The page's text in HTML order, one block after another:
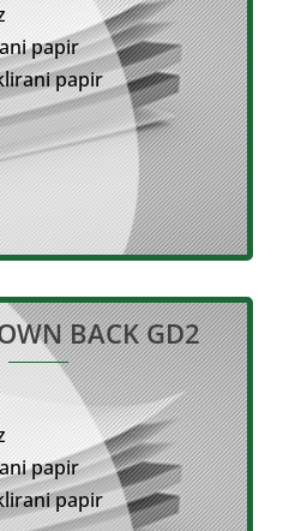
papir
papir
BACK GD2
papir
papir